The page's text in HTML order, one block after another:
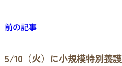
前の記事
5/10（火）に小規模特別養